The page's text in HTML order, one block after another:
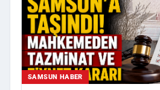
SAMSUN HABER